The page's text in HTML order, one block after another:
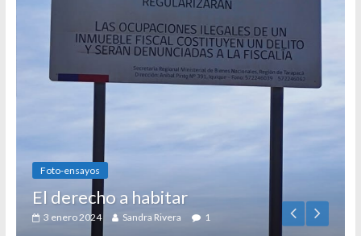
Foto-ensayos
El derecho a habitar
3 enero 2024 Sandra Rivera 1